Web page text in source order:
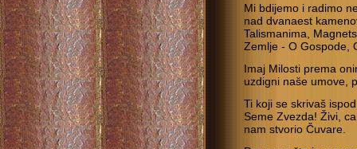
Mi bdijemo i radimo
nad dvanaest
Talismanima,
Zemlje - O Gospode,
Imaj Milosti prema
uzdigni naše umove,
Ti koji se skrivaš
Seme Zvezda! Živi,
nam stvorio Čuvare.